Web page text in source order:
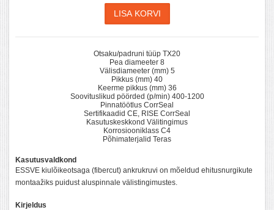
Otsaku/padruni tüüp TX20
Pea diameeter 8
Välisdiameeter (mm) 5
Pikkus (mm) 40
Keerme pikkus (mm) 36
Soovituslikud pöörded (p/min) 400-1200
Pinnatöötlus CorrSeal
Sertifikaadid CE, RISE CorrSeal
Kasutuskeskkond Välitingimus
Korrosiooniklass C4
Põhimaterjalid Teras
Kasutusvaldkond
ESSVE kiulõikeotsaga (fibercut) ankrukruvi on mõeldud ehitusnurgikute
montaažiks puidust aluspinnale välistingimustes.
Kirjeldus